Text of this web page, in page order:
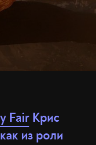
Fair Крис
из роли